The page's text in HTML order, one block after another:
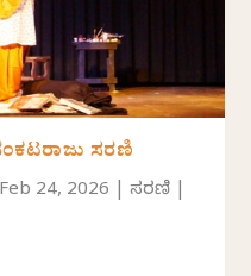
ಸರಣಿ
Feb 24, 2026 |ಸರಣಿ